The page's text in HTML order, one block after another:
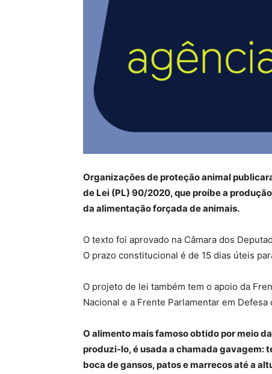
Organizações de proteção animal
de Lei (PL) 90/2020, que proíbe a
da alimentação forçada de animais.
O texto foi aprovado na Câmara dos
O prazo constitucional é de 15 dias úteis
O projeto de lei também tem o apoio da
Nacional e a Frente Parlamentar em Defesa
O alimento mais famoso obtido por meio
produzi-lo, é usada a chamada gavagem:
boca de gansos, patos e marrecos até a